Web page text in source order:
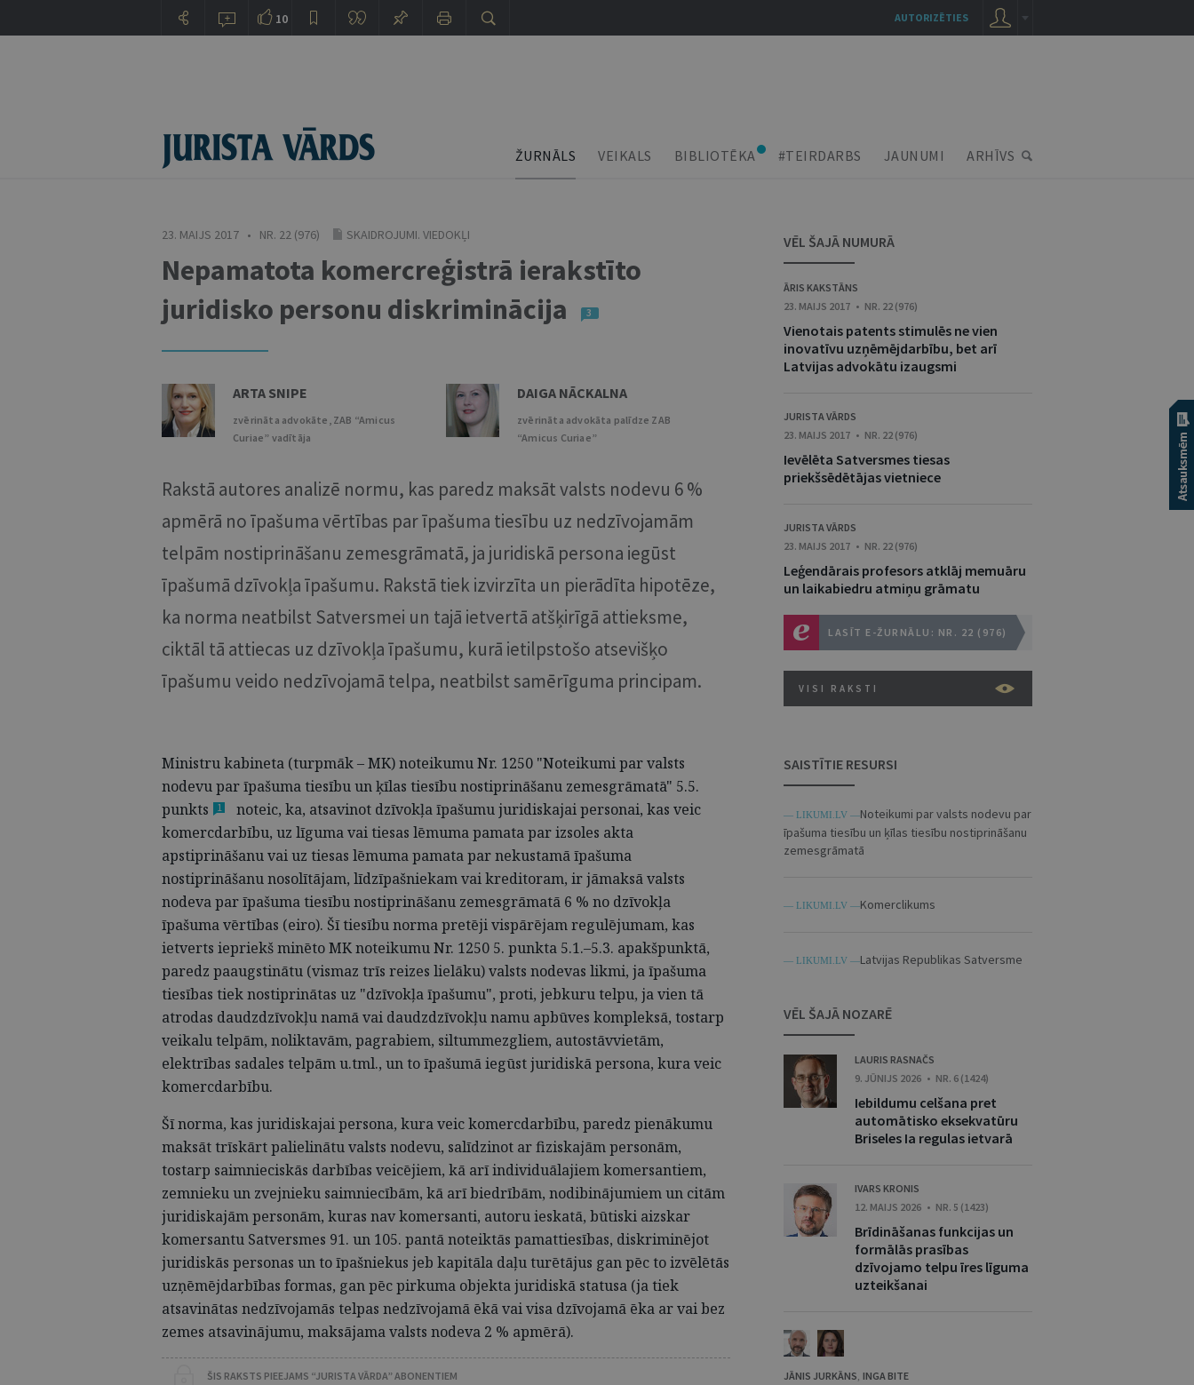
ŽURNĀLS VEIKALS BIBLIOTĒKA #TEIRDARBS JAUNUMI ARHĪVS
23. MAIJS 2017 • NR. 22 (976) SKAIDROJUMI. VIEDOKĻI
Nepamatota komercreģistrā ierakstīto
juridisko personu diskriminācija
3
ARTA SNIPE
zvērināta advokāte, ZAB “Amicus
Curiae” vadītāja
DAIGA NĀCKALNA
zvērināta advokāta palīdze ZAB
“Amicus Curiae”
Rakstā autores analizē normu, kas paredz maksāt valsts nodevu 6 %
apmērā no īpašuma vērtības par īpašuma tiesību uz nedzīvojamām
telpām nostiprināšanu zemesgrāmatā, ja juridiskā persona iegūst
īpašumā dzīvokļa īpašumu. Rakstā tiek izvirzīta un pierādīta hipotēze,
ka norma neatbilst Satversmei un tajā ietvertā atšķirīgā attieksme,
ciktāl tā attiecas uz dzīvokļa īpašumu, kurā ietilpstošo atsevišķo
īpašumu veido nedzīvojamā telpa, neatbilst samērīguma principam.
Ministru kabineta (turpmāk – MK) noteikumu Nr. 1250 "Noteikumi par valsts
nodevu par īpašuma tiesību un ķīlas tiesību nostiprināšanu zemesgrāmatā" 5.5.
punkts
1
noteic, ka, atsavinot dzīvokļa īpašumu juridiskajai personai, kas veic
komercdarbību, uz līguma vai tiesas lēmuma pamata par izsoles akta
apstiprināšanu vai uz tiesas lēmuma pamata par nekustamā īpašuma
nostiprināšanu nosolītājam, līdzīpašniekam vai kreditoram, ir jāmaksā valsts
nodeva par īpašuma tiesību nostiprināšanu zemesgrāmatā 6 % no dzīvokļa
īpašuma vērtības (eiro). Šī tiesību norma pretēji vispārējam regulējumam, kas
ietverts iepriekš minēto MK noteikumu Nr. 1250 5. punkta 5.1.–5.3. apakšpunktā,
paredz paaugstinātu (vismaz trīs reizes lielāku) valsts nodevas likmi, ja īpašuma
tiesības tiek nostiprinātas uz "dzīvokļa īpašumu", proti, jebkuru telpu, ja vien tā
atrodas daudzdzīvokļu namā vai daudzdzīvokļu namu apbūves kompleksā, tostarp
veikalu telpām, noliktavām, pagrabiem, siltummezgliem, autostāvvietām,
elektrības sadales telpām u.tml., un to īpašumā iegūst juridiskā persona, kura veic
komercdarbību.
Šī norma, kas juridiskajai persona, kura veic komercdarbību, paredz pienākumu
maksāt trīskārt palielinātu valsts nodevu, salīdzinot ar fiziskajām personām,
tostarp saimnieciskās darbības veicējiem, kā arī individuālajiem komersantiem,
zemnieku un zvejnieku saimniecībām, kā arī biedrībām, nodibinājumiem un citām
juridiskajām personām, kuras nav komersanti, autoru ieskatā, būtiski aizskar
komersantu Satversmes 91. un 105. pantā noteiktās pamattiesības, diskriminējot
juridiskās personas un to īpašniekus jeb kapitāla daļu turētājus gan pēc to izvēlētās
uzņēmējdarbības formas, gan pēc pirkuma objekta juridiskā statusa (ja tiek
atsavinātas nedzīvojamās telpas nedzīvojamā ēkā vai visa dzīvojamā ēka ar vai bez
zemes atsavinājumu, maksājama valsts nodeva 2 % apmērā).
ŠIS RAKSTS PIEEJAMS “JURISTA VĀRDA” ABONENTIEM
VĒL ŠAJĀ NUMURĀ
ĀRIS KAKSTĀNS
23. MAIJS 2017 • NR. 22 (976)
Vienotais patents stimulēs ne vien
inovatīvu uzņēmējdarbību, bet arī
Latvijas advokātu izaugsmi
JURISTA VĀRDS
23. MAIJS 2017 • NR. 22 (976)
Ievēlēta Satversmes tiesas
priekšsēdētājas vietniece
JURISTA VĀRDS
23. MAIJS 2017 • NR. 22 (976)
Leģendārais profesors atklāj memuāru
un laikabiedru atmiņu grāmatu
LASĪT E-ŽURNĀLU: NR. 22 (976)
VISI RAKSTI
SAISTĪTIE RESURSI
— LIKUMI.LV —Noteikumi par valsts nodevu par
īpašuma tiesību un ķīlas tiesību nostiprināšanu
zemesgrāmatā
— LIKUMI.LV —Komerclikums
— LIKUMI.LV —Latvijas Republikas Satversme
VĒL ŠAJĀ NOZARĒ
LAURIS RASNAČS
9. JŪNIJS 2026 • NR. 6 (1424)
Iebildumu celšana pret
automātisko eksekvatūru
Briseles Ia regulas ietvarā
IVARS KRONIS
12. MAIJS 2026 • NR. 5 (1423)
Brīdināšanas funkcijas un
formālās prasības
dzīvojamo telpu īres līguma
uzteikšanai
JĀNIS JURKĀNS, INGA BITE
10 AUTORIZĒTIES